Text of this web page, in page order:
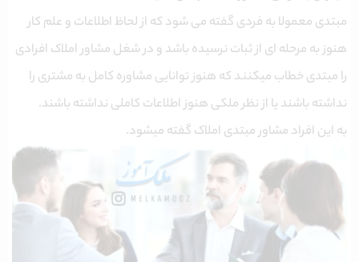
مبتدی معمولا به فردی گفته می شود که از لحاظ اطلاعات و علم کار
هنوز به مرحله ای از ثبات نرسیده باشد و در شغل مشاور املاک افرادی
را مبتدی خطاب میکنند که هنوز توانایی مشاوره کامل به مشتری را
نداشته باشند یا از نظر ملکی هنوز اطلاعات کاملی نداشته باشند.
به این افراد مشاور مبتدی املاک گفته میشود.